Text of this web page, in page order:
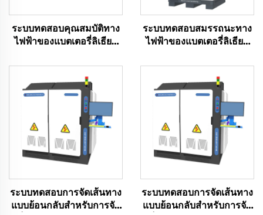
ระบบทดสอบคุณสมบัติทาง
ไฟฟ้าของแบตเตอรี่ลิเธียม
ระบบทดสอบสมรรถนะทาง
ไฟฟ้าของแบตเตอรี่ลิเธียม
ระบบทดสอบการจัดเส้นทาง
แบบย้อนกลับสำหรับการจัด
ระบบทดสอบการจัดเส้นทาง
แบบย้อนกลับสำหรับการจัด